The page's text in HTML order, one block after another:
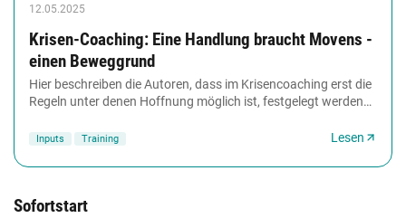
12.05.2025
Krisen-Coaching: Eine Handlung braucht Movens -
einen Beweggrund
Hier beschreiben die Autoren, dass im Krisencoaching erst die
Regeln unter denen Hoffnung möglich ist, festgelegt werden
Inputs Training Lesen
Sofortstart